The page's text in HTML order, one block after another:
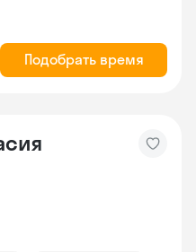
Подобрать время